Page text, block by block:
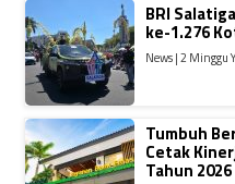
BRI
ke-1.276
News | 2 Minggu
Tumbuh
Cetak
Tahun 2026